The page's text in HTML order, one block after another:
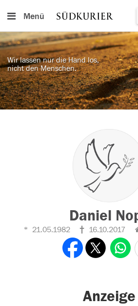
Menü
Wir lassen nur die Hand los,
nicht den Menschen.
Daniel
21.05.1982 16.10.2017
Anzeige